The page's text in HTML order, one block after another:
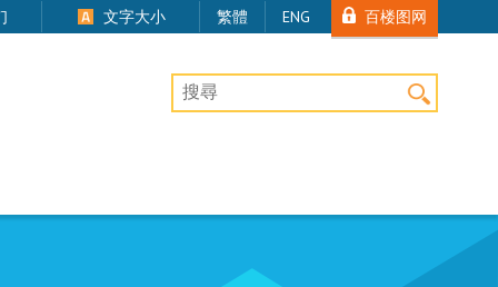
文字大小 繁體 ENG 百楼图网
桌上版网站搜寻